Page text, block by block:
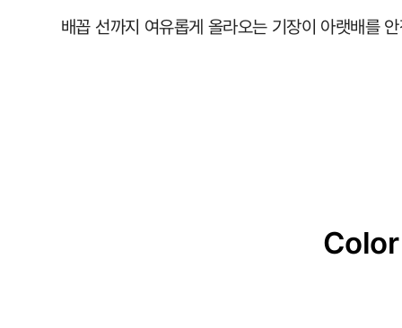
배꼽 선까지 여유롭게 올라오는 기장이 아랫배를
Color